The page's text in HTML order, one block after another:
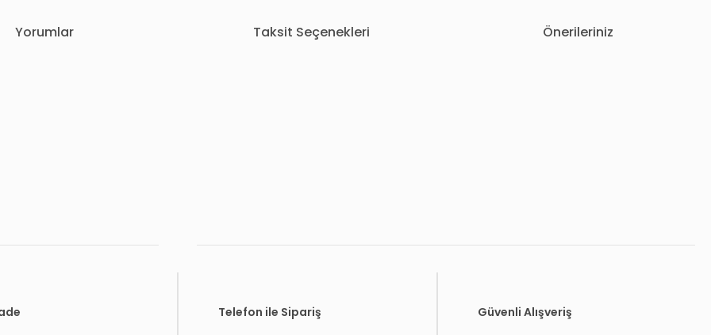
Yorumlar Taksit Seçenekleri Önerileriniz
Telefon ile Sipariş Güvenli Alışveriş